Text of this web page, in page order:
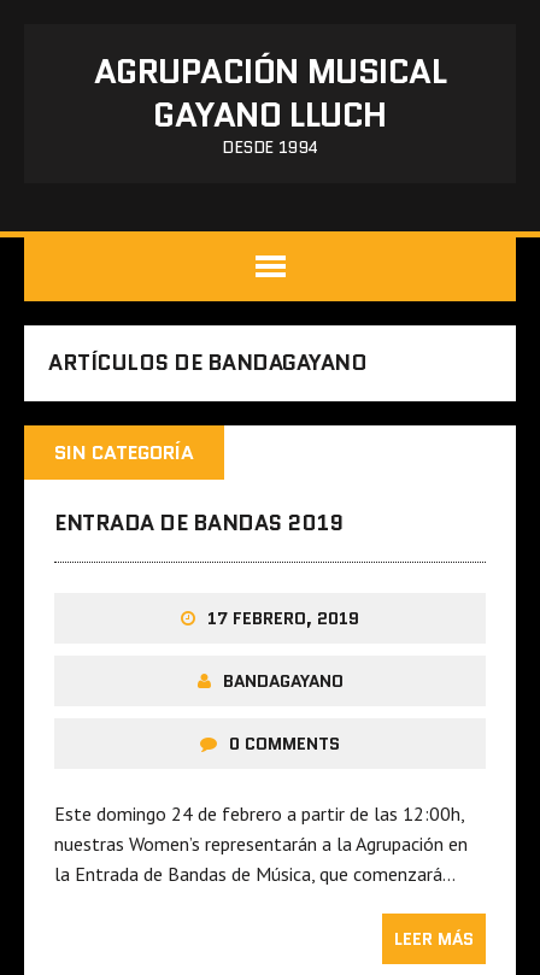
AGRUPACIÓN MUSICAL
GAYANO LLUCH
DESDE 1994
ARTÍCULOS DE BANDAGAYANO
SIN CATEGORÍA
ENTRADA DE BANDAS 2019
17 FEBRERO, 2019
BANDAGAYANO
0 COMMENTS
Este domingo 24 de febrero a partir de las 12:00h,
nuestras Women’s representarán a la Agrupación en
la Entrada de Bandas de Música, que comenzará…
LEER MÁS